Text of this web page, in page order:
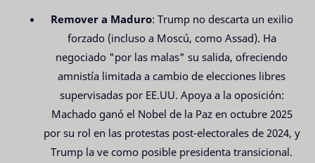
Remover a Maduro: Trump no descarta un exilio
forzado (incluso a Moscú, como Assad). Ha
negociado "por las malas" su salida, ofreciendo
amnistía limitada a cambio de elecciones libres
supervisadas por EE.UU. Apoya a la oposición:
Machado ganó el Nobel de la Paz en octubre 2025
por su rol en las protestas post-electorales de 2024, y
Trump la ve como posible presidenta transicional.